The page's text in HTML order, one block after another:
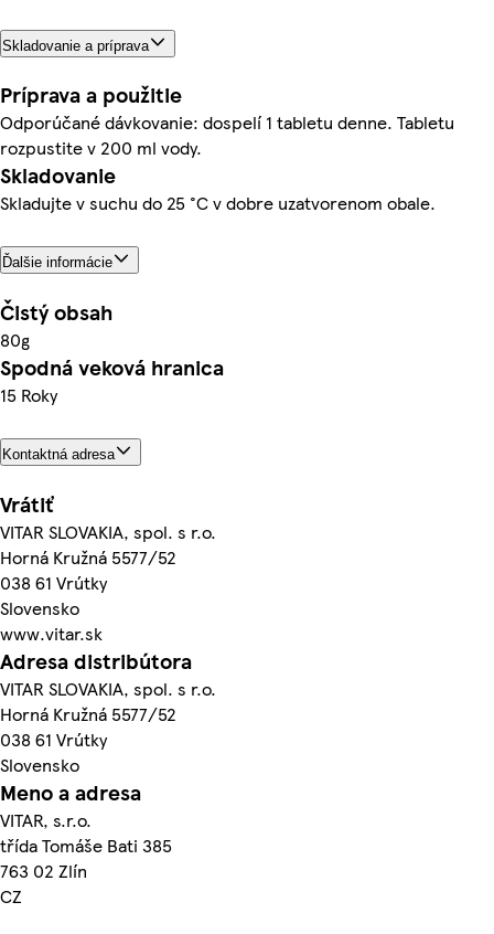
Skladovanie a príprava
Príprava a použitie
Odporúčané dávkovanie: dospelí 1 tabletu denne. Tabletu
rozpustite v 200 ml vody.
Skladovanie
Skladujte v suchu do 25 °C v dobre uzatvorenom obale.
Ďalšie informácie
Čistý obsah
80g
Spodná veková hranica
15 Roky
Kontaktná adresa
Vrátiť
VITAR SLOVAKIA, spol. s r.o.
Horná Kružná 5577/52
038 61 Vrútky
Slovensko
www.vitar.sk
Adresa distribútora
VITAR SLOVAKIA, spol. s r.o.
Horná Kružná 5577/52
038 61 Vrútky
Slovensko
Meno a adresa
VITAR, s.r.o.
třída Tomáše Bati 385
763 02 Zlín
CZ